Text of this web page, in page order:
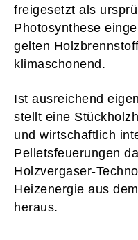
freigesetzt als
Photosynthese
gelten
klimaschonend.
Ist ausreichend
stellt eine
und wirtschaftlich
Pelletsfeuerungen
Holzvergaser-
Heizenergie aus
heraus.